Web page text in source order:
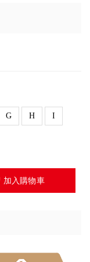
G H I
加入購物車